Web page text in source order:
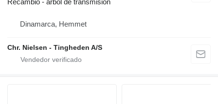
Recambio - árbol de transmisión
Dinamarca, Hemmet
Chr. Nielsen - Tingheden A/S